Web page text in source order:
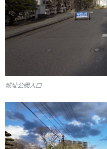
城址公園入口